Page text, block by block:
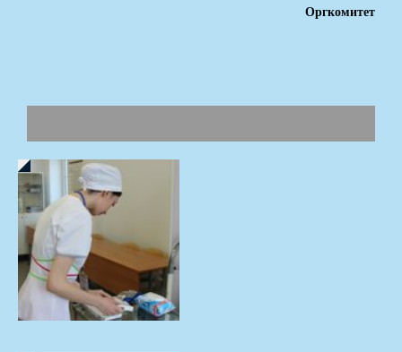
Оргкомитет